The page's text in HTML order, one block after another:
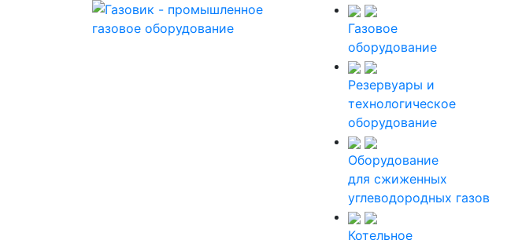
Газовое
оборудование
Резервуары и
технологическое
оборудование
Оборудование
для сжиженных
углеводородных газов
Котельное